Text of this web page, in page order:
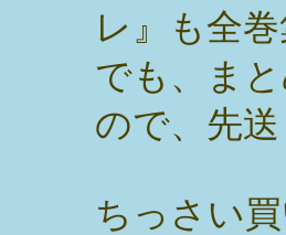
レ』も全
でも、ま
ので、先送
ちっさい